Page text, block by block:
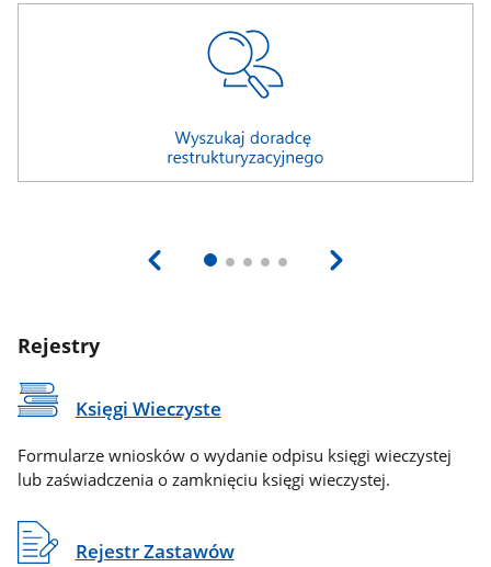
Rejestry
Księgi Wieczyste
Formularze wniosków o wydanie odpisu księgi wieczystej
lub zaświadczenia o zamknięciu księgi wieczystej.
Rejestr Zastawów